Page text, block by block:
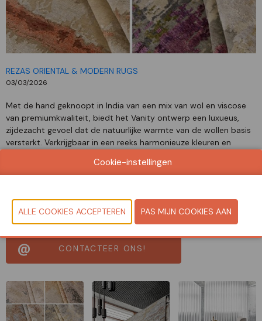
REZAS ORIENTAL & MODERN RUGS
03/03/2026
Met de hand geknoopt in India van een mix van wol en viscose
van premiumkwaliteit, biedt het Vanity ontwerp een luxueus,
zijdezacht gevoel dat de natuurlijke warmte van de wollen basis
versterkt. Verkrijgbaar in een reeks harmonieuze kleuren en
elegante textuur aan elke ruimte toe te voegen.
CONTACTEER ONS!
Cookie-instellingen